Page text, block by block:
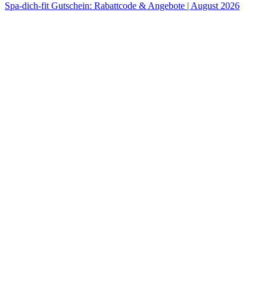
Spa-dich-fit Gutschein: Rabattcode & Angebote | August 2026